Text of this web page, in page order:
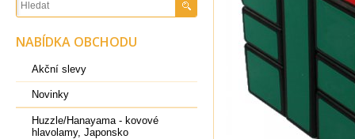
NABÍDKA OBCHODU
Akční slevy
Novinky
Huzzle/Hanayama - kovové
hlavolamy, Japonsko